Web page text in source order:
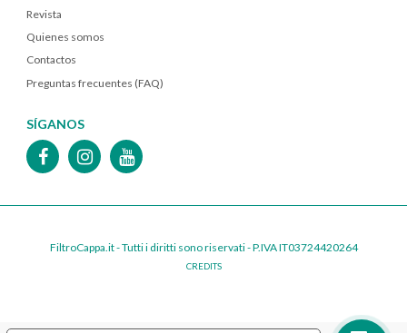
Revista
Quienes somos
Contactos
Preguntas frecuentes (FAQ)
SÍGANOS
FiltroCappa.it - Tutti i diritti sono riservati - P.IVA IT03724420264
CREDITS